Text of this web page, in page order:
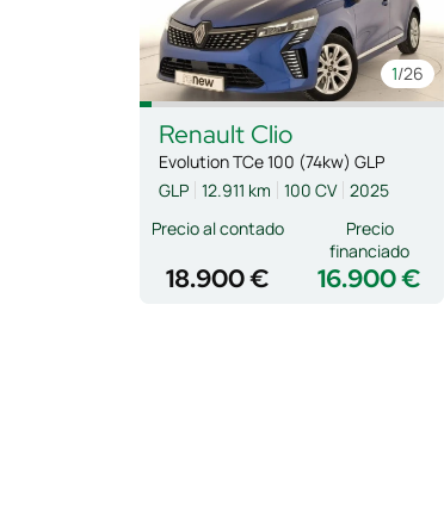
1/26
Renault Clio
Evolution TCe 100 (74kw) GLP
GLP 12.911 km 100 CV 2025
Precio al contado
18.900 € 16.900 €
Precio
financiado